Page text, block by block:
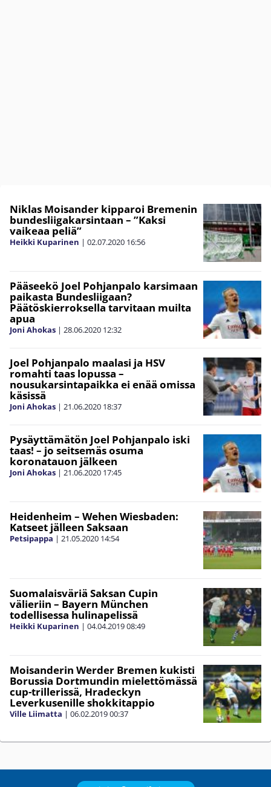
Niklas Moisander kipparoi Bremenin
bundesliigakarsintaan – ”Kaksi
vaikeaa peliä”
Heikki Kuparinen | 02.07.2020 16:56
Pääseekö Joel Pohjanpalo karsimaan
paikasta Bundesliigaan?
Päätöskierroksella tarvitaan muilta
apua
Joni Ahokas | 28.06.2020 12:32
Joel Pohjanpalo maalasi ja HSV
romahti taas lopussa –
nousukarsintapaikka ei enää omissa
käsissä
Joni Ahokas | 21.06.2020 18:37
Pysäyttämätön Joel Pohjanpalo iski
taas! – jo seitsemäs osuma
koronatauon jälkeen
Joni Ahokas | 21.06.2020 17:45
Heidenheim – Wehen Wiesbaden:
Katseet jälleen Saksaan
Petsipappa | 21.05.2020 14:54
Suomalaisväriä Saksan Cupin
välieriin – Bayern München
todellisessa hulinapelissä
Heikki Kuparinen | 04.04.201908:49
Moisanderin Werder Bremen kukisti
Borussia Dortmundin mielettömässä
cup-trillerissä, Hradeckyn
Leverkusenille shokkitappio
Ville Liimatta | 06.02.201900:37